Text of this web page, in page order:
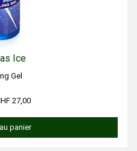
Ice
Gel
27,00
panier